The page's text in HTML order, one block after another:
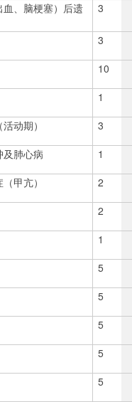
、脑梗塞）后遗
3
3
10
1
动期）
3
肺心病
1
甲亢）
2
2
1
5
5
5
5
5